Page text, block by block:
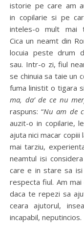
istorie pe care am
in copilarie si pe
inteles-o mult mai
Cica un neamt din
locuia peste drum
sau. Intr-o zi, fiul
se chinuia sa taie un
fuma linistit o tigara
ma, da’ de ce nu
raspuns: “Nu am de
auzit-o in copilarie,
ajuta nici macar copiii
mai tarziu,
neamtul isi
care e in stare sa
respecta fiul. Am
daca te repezi sa
ceara ajutorul,
incapabil, neputincios.